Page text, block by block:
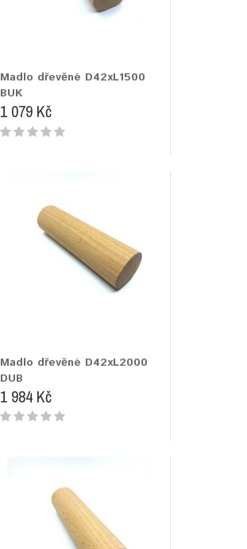
Madlo dřevěné D42xL1500
BUK
1 079 Kč
Madlo dřevěné D42xL2000
DUB
1 984 Kč